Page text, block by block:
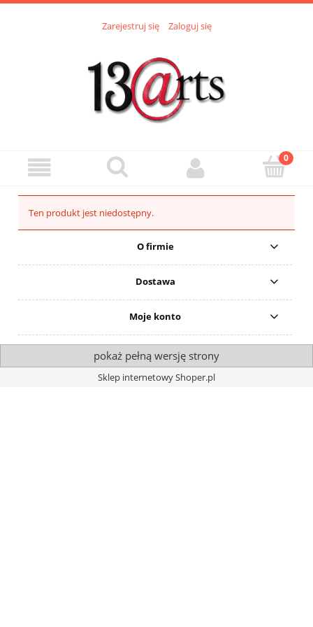
Zarejestruj się Zaloguj się
Ten produkt jest niedostępny.
O firmie
Dostawa
Moje konto
pokaż pełną wersję strony
Sklep internetowy Shoper.pl